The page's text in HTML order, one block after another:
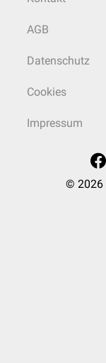
AGB
Datenschutz
Cookies
Impressum
© 2026